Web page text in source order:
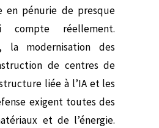
en pénurie de presque
réellement.
la modernisation des
de centres de
liée à l’IA et les
exigent toutes des
et de l’énergie.